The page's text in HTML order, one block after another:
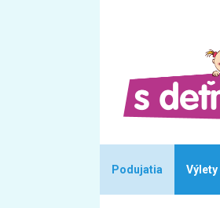
Podujatia Výlety